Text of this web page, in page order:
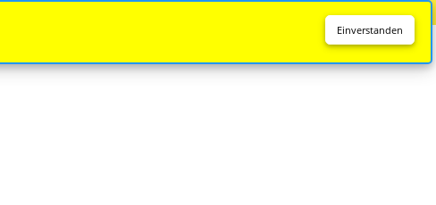
Einverstanden